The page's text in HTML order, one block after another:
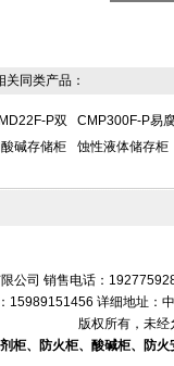
同类产品：
P双
碱存储柜
CMP300F-P易
蚀性液体储存柜
公司 销售电话：
15989151456 详细地址：
版权所有，未经
柜、防火柜、酸碱柜、防